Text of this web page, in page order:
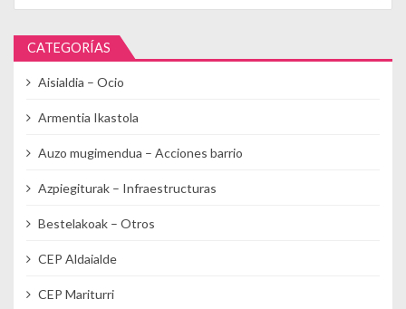
CATEGORÍAS
Aisialdia – Ocio
Armentia Ikastola
Auzo mugimendua – Acciones barrio
Azpiegiturak – Infraestructuras
Bestelakoak – Otros
CEP Aldaialde
CEP Mariturri